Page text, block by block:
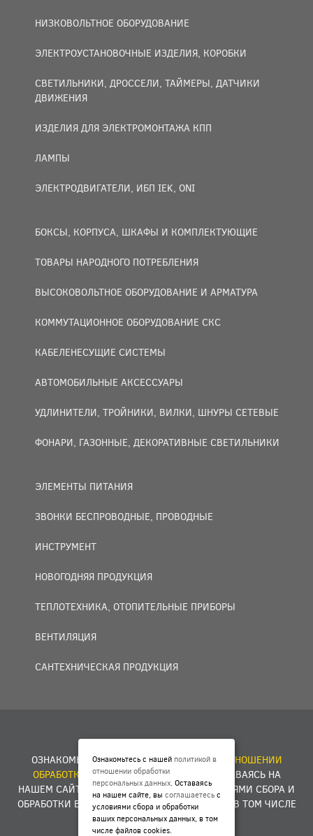
НИЗКОВОЛЬТНОЕ ОБОРУДОВАНИЕ
ЭЛЕКТРОУСТАНОВОЧНЫЕ ИЗДЕЛИЯ, КОРОБКИ
СВЕТИЛЬНИКИ, ДРОССЕЛИ, ТАЙМЕРЫ, ДАТЧИКИ
ДВИЖЕНИЯ
ИЗДЕЛИЯ ДЛЯ ЭЛЕКТРОМОНТАЖА КПП
ЛАМПЫ
ЭЛЕКТРОДВИГАТЕЛИ, ИБП IEK, ONI
БОКСЫ, КОРПУСА, ШКАФЫ И КОМПЛЕКТУЮЩИЕ
ТОВАРЫ НАРОДНОГО ПОТРЕБЛЕНИЯ
ВЫСОКОВОЛЬТНОЕ ОБОРУДОВАНИЕ И АРМАТУРА
КОММУТАЦИОННОЕ ОБОРУДОВАНИЕ СКС
КАБЕЛЕНЕСУЩИЕ СИСТЕМЫ
АВТОМОБИЛЬНЫЕ АКСЕССУАРЫ
УДЛИНИТЕЛИ, ТРОЙНИКИ, ВИЛКИ, ШНУРЫ СЕТЕВЫЕ
ФОНАРИ, ГАЗОННЫЕ, ДЕКОРАТИВНЫЕ СВЕТИЛЬНИКИ
ЭЛЕМЕНТЫ ПИТАНИЯ
ЗВОНКИ БЕСПРОВОДНЫЕ, ПРОВОДНЫЕ
ИНСТРУМЕНТ
НОВОГОДНЯЯ ПРОДУКЦИЯ
ТЕПЛОТЕХНИКА, ОТОПИТЕЛЬНЫЕ ПРИБОРЫ
ВЕНТИЛЯЦИЯ
САНТЕХНИЧЕСКАЯ ПРОДУКЦИЯ
ОЗНАКОМЬТЕСЬ С НАШЕЙПОЛИТИКОЙ В ОТНОШЕНИИ
ОБРАБОТКИ ПЕРСОНАЛЬНЫХ ДАННЫХ
. ОСТАВАЯСЬ НА
НАШЕМ САЙТЕ, ВЫСОГЛАШАЕТЕСЬС УСЛОВИЯМИ СБОРА И
ОБРАБОТКИ ВАШИХ ПЕРСОНАЛЬНЫХ ДАННЫХ, В ТОМ ЧИСЛЕ
ФАЙЛОВ COOKIES.
Ознакомьтесь с нашей политикой в
отношении обработки
персональных данных. Оставаясь
на нашем сайте, вы соглашаетесь с
условиями сбора и обработки
ваших персональных данных, в том
числе файлов cookies.